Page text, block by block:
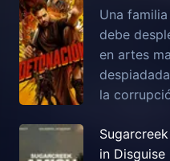
Una
debe
en artes
la
in Disguise